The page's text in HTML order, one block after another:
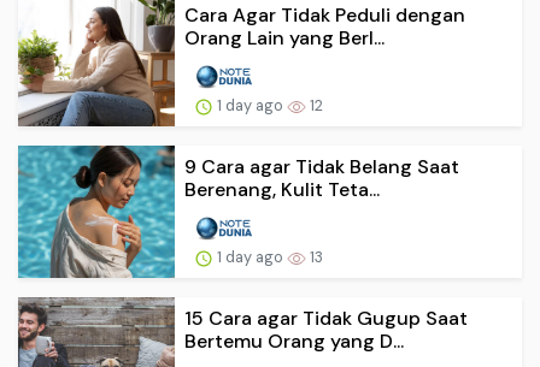
Cara Agar Tidak Peduli dengan
Orang Lain yang Berl...
1 day ago 12
9 Cara agar Tidak Belang Saat
Berenang, Kulit Teta...
1 day ago 13
15 Cara agar Tidak Gugup Saat
Bertemu Orang yang D...